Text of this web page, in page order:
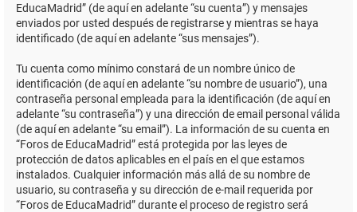
EducaMadrid” (de aquí en adelante “su cuenta”) y mensajes
enviados por usted después de registrarse y mientras se haya
identificado (de aquí en adelante “sus mensajes”).
Tu cuenta como mínimo constará de un nombre único de
identificación (de aquí en adelante “su nombre de usuario”), una
contraseña personal empleada para la identificación (de aquí en
adelante “su contraseña”) y una dirección de email personal válida
(de aquí en adelante “su email”). La información de su cuenta en
“Foros de EducaMadrid” está protegida por las leyes de
protección de datos aplicables en el país en el que estamos
instalados. Cualquier información más allá de su nombre de
usuario, su contraseña y su dirección de e-mail requerida por
“Foros de EducaMadrid” durante el proceso de registro será